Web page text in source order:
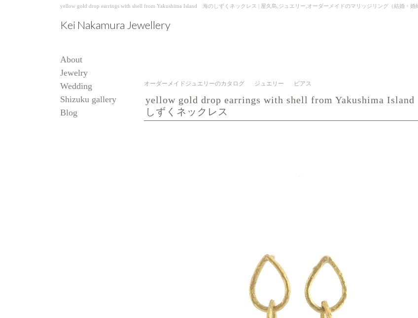
yellow gold drop earrings with shell from Yakushima Island 海のしずくネックレス | 屋久島,ジュエリー,オーダーメイドのマリッジリング（結婚・婚
Kei Nakamura Jewellery
About
Jewelry
Wedding
Shizuku gallery
Blog
オーダーメイドジュエリーのカタログ ジュエリー ピアス
yellow gold drop earrings with shell from Yakushima
しずくネックレス